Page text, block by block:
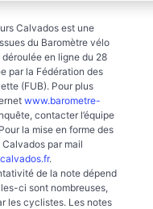
Calvados est une
du Baromètre vélo
en ligne du 28
par la Fédération des
(FUB). Pour plus
www.barometre-
contacter l’équipe
la mise en forme des
par mail
.
de la note dépend
ci sont nombreuses,
les cyclistes. Les notes